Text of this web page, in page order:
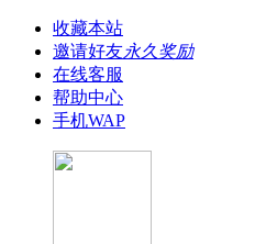
收藏本站
邀请好友永久奖励
在线客服
帮助中心
手机WAP